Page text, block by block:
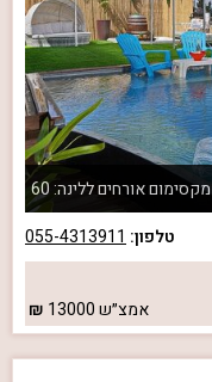
מקסימום אורחים ללינה: 60
טלפון: 055-4313911
אמצ״ש13000